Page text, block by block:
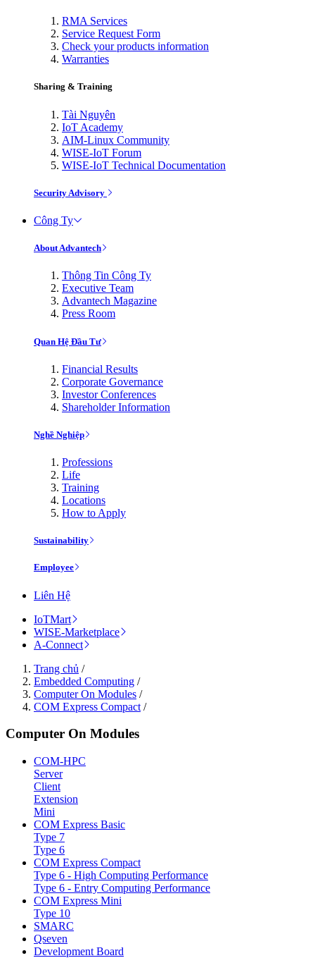
RMA Services
Service Request Form
Check your products information
Warranties
Sharing & Training
Tài Nguyên
IoT Academy
AIM-Linux Community
WISE-IoT Forum
WISE-IoT Technical Documentation
Security Advisory
Công Ty
About Advantech
Thông Tin Công Ty
Executive Team
Advantech Magazine
Press Room
Quan Hệ Đầu Tư
Financial Results
Corporate Governance
Investor Conferences
Shareholder Information
Nghề Nghiệp
Professions
Life
Training
Locations
How to Apply
Sustainability
Employee
Liên Hệ
IoTMart
WISE-Marketplace
A-Connect
Trang chủ /
Embedded Computing /
Computer On Modules /
COM Express Compact /
Computer On Modules
COM-HPC
Server
Client
Extension
Mini
COM Express Basic
Type 7
Type 6
COM Express Compact
Type 6 - High Computing Performance
Type 6 - Entry Computing Performance
COM Express Mini
Type 10
SMARC
Qseven
Development Board